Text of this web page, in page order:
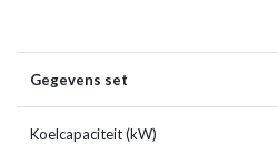
Gegevens set
Koelcapaciteit (kW)